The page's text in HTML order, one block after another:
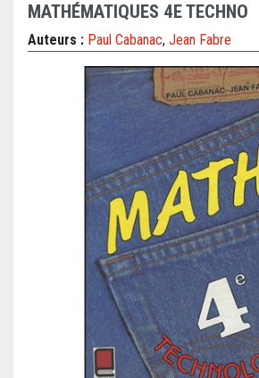
MATHÉMATIQUES 4E TECHNO
Auteurs : Paul Cabanac, Jean Fabre